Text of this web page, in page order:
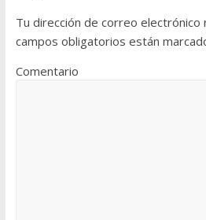
Tu dirección de correo electrónico
campos obligatorios están
Comentario